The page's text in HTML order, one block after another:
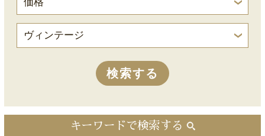
キーワードで検索する